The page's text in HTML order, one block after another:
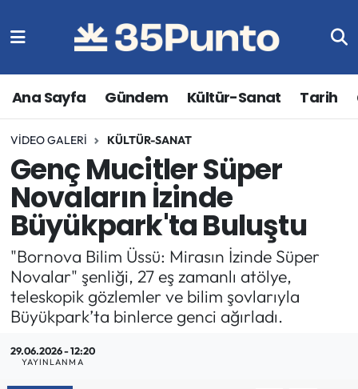
Ana Sayfa Gündem Kültür-Sanat Tarih
VIDEO GALERI KÜLTÜR-SANAT
Genç Mucitler Süper
Novaların İzinde
Büyükpark'ta Buluştu
"Bornova Bilim Üssü: Mirasın İzinde Süper
Novalar" şenliği, 27 eş zamanlı atölye,
teleskopik gözlemler ve bilim şovlarıyla
Büyükpark’ta binlerce genci ağırladı.
29.06.2026 - 12:20
YAYINLANMA